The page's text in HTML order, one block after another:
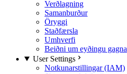
Verðlagning
Samanburður
Öryggi
Staðfærsla
Umhverfi
Beiðni um eyðingu gagna
User Settings
Notkunarstillingar (IAM)